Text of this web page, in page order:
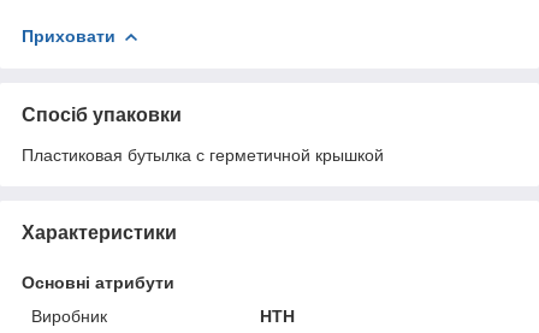
Приховати
Спосіб упаковки
Пластиковая бутылка с герметичной крышкой
Характеристики
Основні атрибути
Виробник
HTH